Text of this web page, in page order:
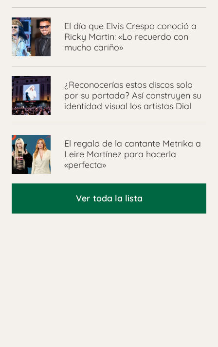
El día que Elvis Crespo conoció a
Ricky Martin: «Lo recuerdo con
mucho cariño»
¿Reconocerías estos discos solo
por su portada? Así construyen su
identidad visual los artistas Dial
El regalo de la cantante Metrika a
Leire Martínez para hacerla
«perfecta»
Ver toda la lista